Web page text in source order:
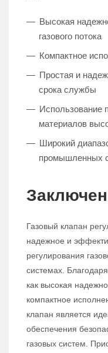
Высокая
газового потока
Компактное
Простая и
срока службы
Использование
материалов
Широкий
промышленных
Газовый клапан
надежное и
регулирования
системах.
как высокая
компактное
клапан является
обеспечения
газовых систем.